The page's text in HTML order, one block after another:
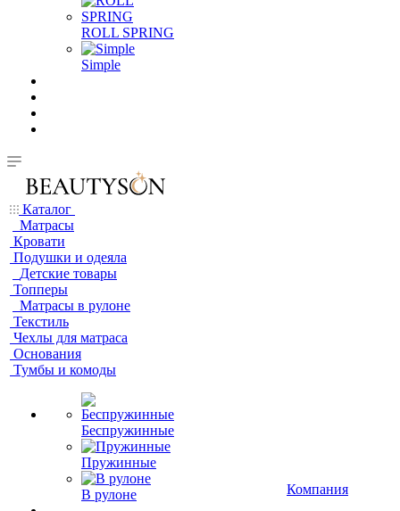
ROLL SPRING
Simple
Каталог
Матрасы
Кровати
Подушки и одеяла
Детские товары
Топперы
Матрасы в рулоне
Текстиль
Чехлы для матраса
Основания
Тумбы и комоды
Беспружинные
Пружинные
В рулоне
Компания